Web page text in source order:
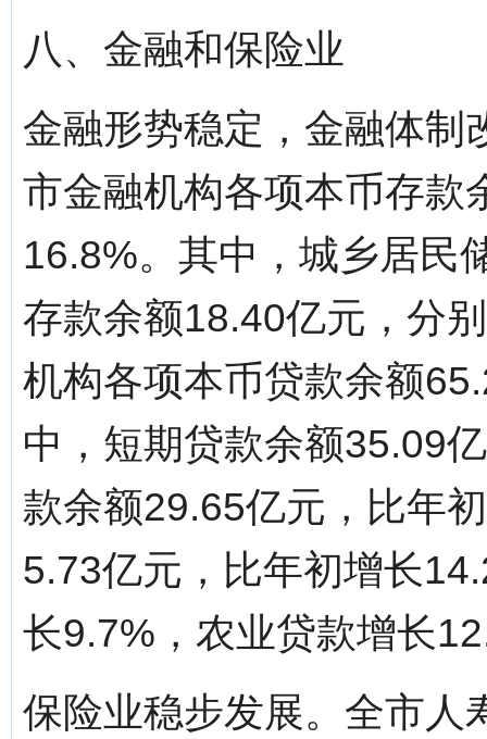
八、金融和保险业
金融形势稳定，金融体制
市金融机构各项本币存款
16.8%。其中，城乡居民
存款余额18.40亿元，分
机构各项本币贷款余额
中，短期贷款余额35.09
款余额29.65亿元，比年
5.73亿元，比年初增长
长9.7%，农业贷款增长
保险业稳步发展。全市人